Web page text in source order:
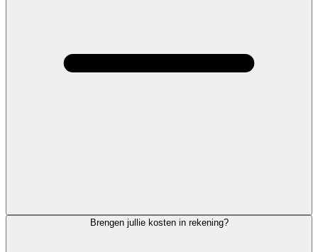
Brengen jullie kosten in rekening?